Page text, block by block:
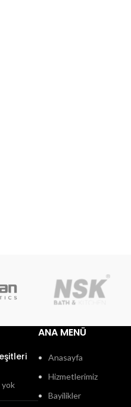
yok
ANA MENÜ
Anasayfa
Hizmetlerimiz
Bayilikler